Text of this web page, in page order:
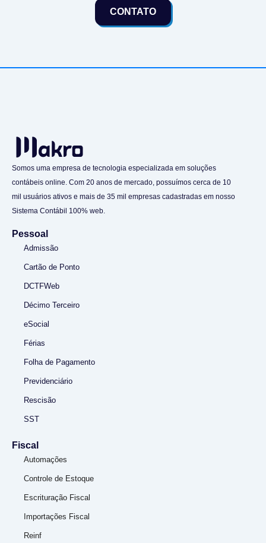
CONTATO
Somos uma empresa de tecnologia especializada em soluções
contábeis online. Com 20 anos de mercado, possuímos cerca de 10
mil usuários ativos e mais de 35 mil empresas cadastradas em nosso
Sistema Contábil 100% web.
Pessoal
Admissão
Cartão de Ponto
DCTFWeb
Décimo Terceiro
eSocial
Férias
Folha de Pagamento
Previdenciário
Rescisão
SST
Fiscal
Automações
Controle de Estoque
Escrituração Fiscal
Importações Fiscal
Reinf